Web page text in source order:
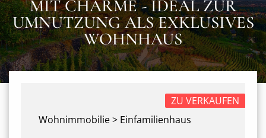
MIT CHARME - IDEAL ZUR
UMNUTZUNG ALS EXKLUSIVES
WOHNHAUS
Wohnimmobilie > Einfamilienhaus
ZU VERKAUFEN